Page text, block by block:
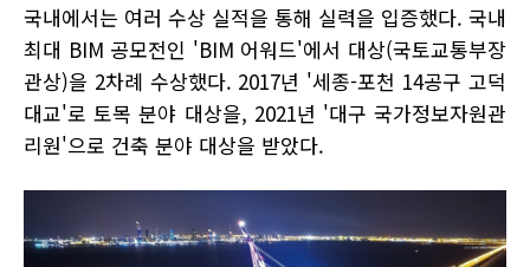
국내에서는 여러 수상 실적을 통해 실력을 입증했다. 국내
최대 BIM 공모전인 'BIM 어워드'에서 대상(국토교통부장
관상)을 2차례 수상했다. 2017년 '세종-포천 14공구 고덕
대교'로 토목 분야 대상을, 2021년 '대구 국가정보자원관
리원'으로 건축 분야 대상을 받았다.